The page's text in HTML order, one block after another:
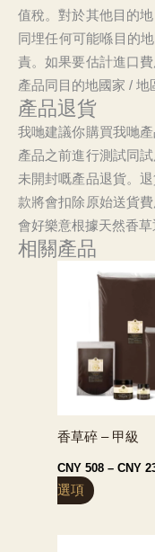
值稅。對於其他目的
同埋任何可能喺目的
責。如果要估計進口
產品同目的地國家 / 地
產品退貨
我哋建議你購買我哋
產品之前進行測試同
未開封嘅產品退貨。
款將會扣除原始送貨
會好樂意根據天然香
相關產品
香草碎 – 甲級
CNY508 – CNY
選項
呢
產